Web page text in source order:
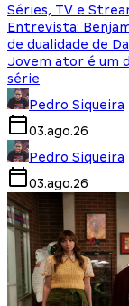
Séries, TV e
Entrevista:
de dualidade de
Jovem ator é um
série
Pedro Siqueira
03.ago.26
Pedro Siqueira
03.ago.26